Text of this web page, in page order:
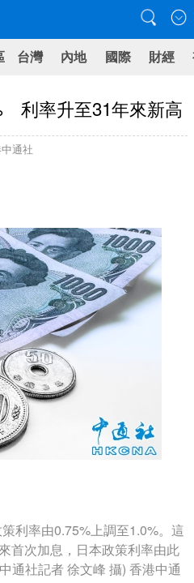
台灣 內地 國際 財經
利率升至31年來新高
通社
利率由0.75%上調至1.0%。這
首次加息，日本政策利率由此
通社記者 徐文峰 攝) 香港中通